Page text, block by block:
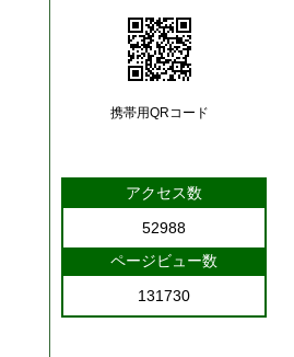
携帯用QRコード
アクセス数
52988
ページビュー数
131730